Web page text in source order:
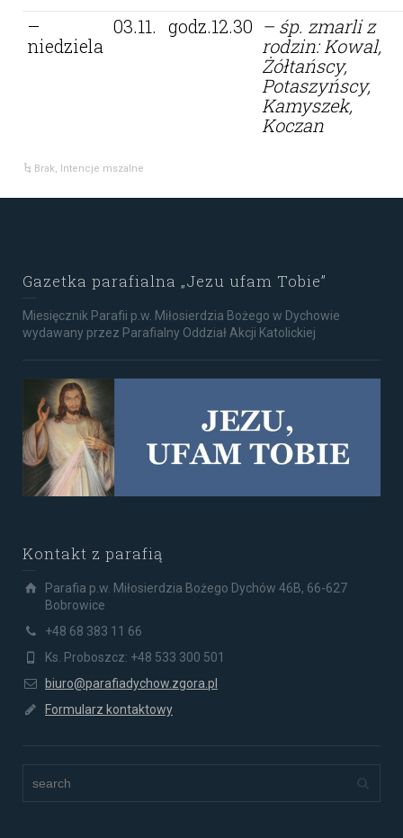
–
niedziela
03.11. godz.12.30 – śp. zmarli z
rodzin: Kowal,
Żółtańscy,
Potaszyńscy,
Kamyszek,
Koczan
Brak, Intencje mszalne
Gazetka parafialna „Jezu ufam Tobie”
Miesięcznik Parafii p.w. Miłosierdzia Bożego w Dychowie
wydawany przez Parafialny Oddział Akcji Katolickiej
Kontakt z parafią
Parafia p.w. Miłosierdzia Bożego Dychów 46B, 66-627
Bobrowice
+48 68 383 11 66
Ks. Proboszcz: +48 533 300 501
biuro@parafiadychow.zgora.pl
Formularz kontaktowy